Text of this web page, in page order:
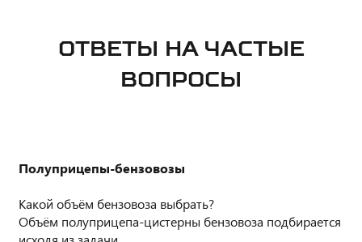
ОТВЕТЫ НА ЧАСТЫЕ
ВОПРОСЫ
Полуприцепы-бензовозы
Какой объём бензовоза выбрать?
Объём полуприцепа-цистерны бензовоза подбирается